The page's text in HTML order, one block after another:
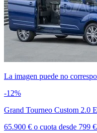
La imagen puede no
-12%
Grand Tourneo Custom 2.0
65.900 € o cuota desde 799